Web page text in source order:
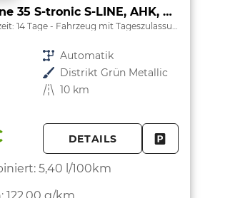
TFSI 110 kW S line 35 S-tronic S-LINE, AHK, Matrix, Navi, el. Klappe, Kamera, Winter, 3 J.-Garantie
14 Tage Fahrzeug mit Tageszulassung
Getriebe Automatik
Außenfarbe Distrikt Grün Metallic
Kilometerstand 10 km
DETAILS
5,40 l/100km